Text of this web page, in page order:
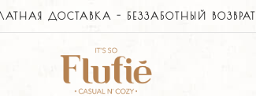
ДОСТАВКА - БЕЗЗАБОТНЫЙ ВОЗВРАТ